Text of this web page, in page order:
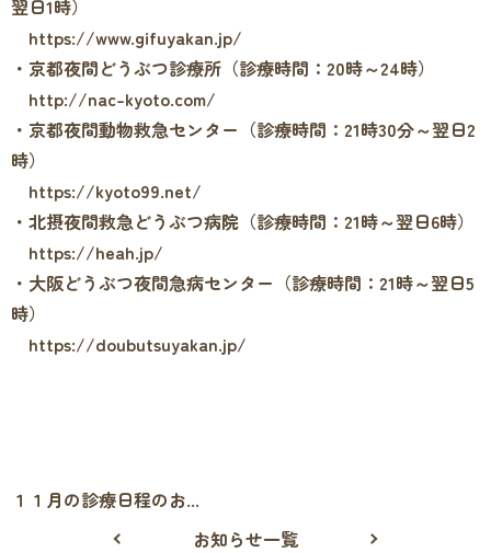
翌日1時）
https://www.gifuyakan.jp/
・京都夜間どうぶつ診療所（診療時間：20時～24時）
http://nac-kyoto.com/
・京都夜間動物救急センター（診療時間：21時30分～翌日2
時）
https://kyoto99.net/
・北摂夜間救急どうぶつ病院（診療時間：21時～翌日6時）
https://heah.jp/
・大阪どうぶつ夜間急病センター（診療時間：21時～翌日5
時）
https://doubutsuyakan.jp/
１１月の診療日程のお...
お知らせ一覧